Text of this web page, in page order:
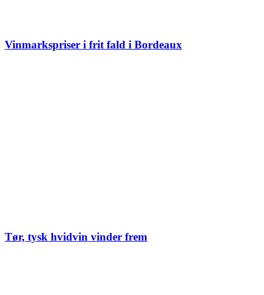
Vinmarkspriser i frit fald i Bordeaux
Tør, tysk hvidvin vinder frem